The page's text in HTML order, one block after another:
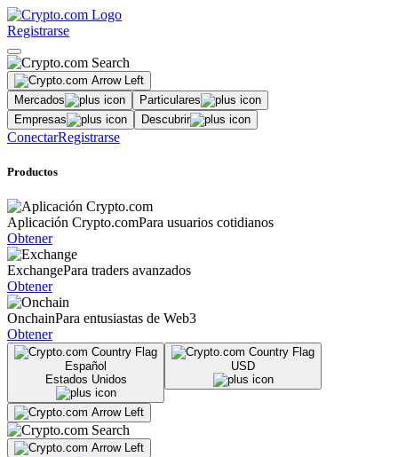
Registrarse
Mercados
Particulares
Empresas
Descubrir
ConectarRegistrarse
Productos
Aplicación Crypto.comPara usuarios cotidianos
Obtener
ExchangePara traders avanzados
Obtener
OnchainPara entusiastas de Web3
Obtener
Español
Estados Unidos
USD